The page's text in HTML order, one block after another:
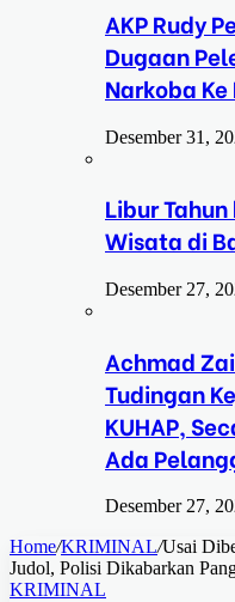
AKP Rudy
Dugaan
Narkoba
Desember 31,
Libur
Wisata di
Desember 27,
Achmad
Tudingan
KUHAP,
Ada
Desember 27,
Home/KRIMINAL/Usai
Judol, Polisi Dikabarkan
KRIMINAL